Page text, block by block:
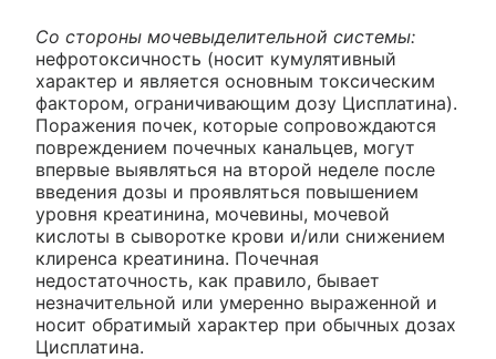
Со стороны мочевыделительной системы:
нефротоксичность (носит кумулятивный
характер и является основным токсическим
фактором, ограничивающим дозу Цисплатина).
Поражения почек, которые сопровождаются
повреждением почечных канальцев, могут
впервые выявляться на второй неделе после
введения дозы и проявляться повышением
уровня креатинина, мочевины, мочевой
кислоты в сыворотке крови и/или снижением
клиренса креатинина. Почечная
недостаточность, как правило, бывает
незначительной или умеренно выраженной и
носит обратимый характер при обычных дозах
Цисплатина.